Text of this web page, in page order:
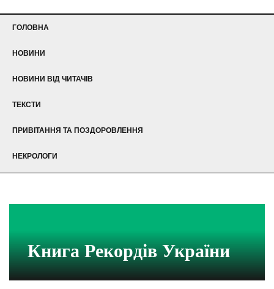
ГОЛОВНА
НОВИНИ
НОВИНИ ВІД ЧИТАЧІВ
ТЕКСТИ
ПРИВІТАННЯ ТА ПОЗДОРОВЛЕННЯ
НЕКРОЛОГИ
Книга Рекордів України